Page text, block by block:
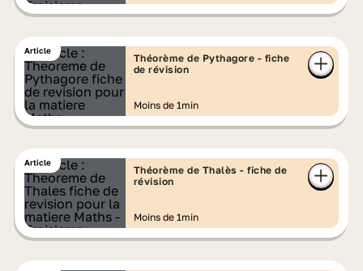
Article
Théorème de Pythagore - fiche
de révision
Moins de 1min
Article
Théorème de Thalès - fiche de
révision
Moins de 1min